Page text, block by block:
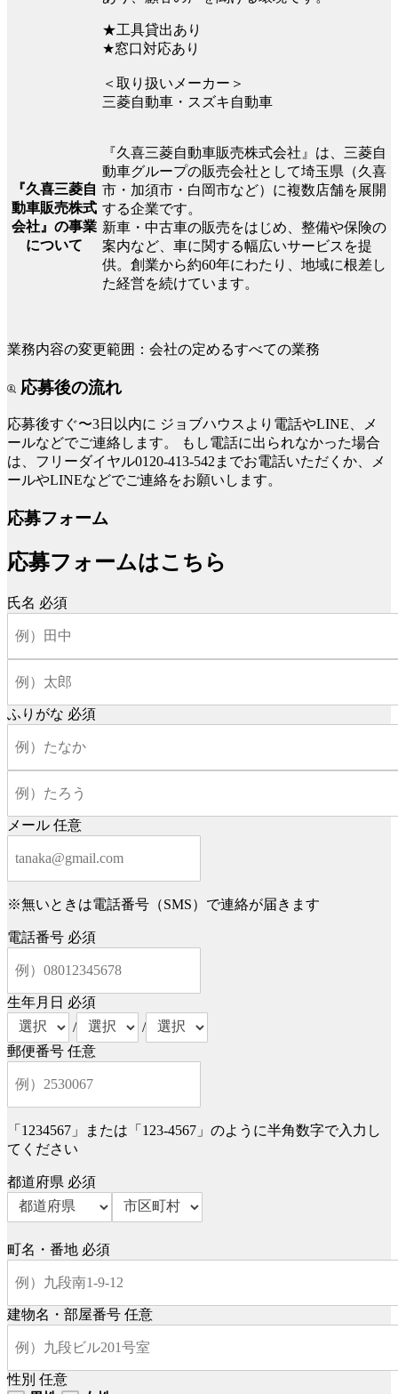
★工具貸出あり
★窓口対応あり
＜取り扱いメーカー＞
三菱自動車・スズキ自動車
『久喜三菱自
動車販売株式
会社』の事業
について
『久喜三菱自動車販売株式会社』は、三菱自
動車グループの販売会社として埼玉県（久喜
市・加須市・白岡市など）に複数店舗を展開
する企業です。
新車・中古車の販売をはじめ、整備や保険の
案内など、車に関する幅広いサービスを提
供。創業から約60年にわたり、地域に根差し
た経営を続けています。
業務内容の変更範囲：会社の定めるすべての業務
応募後の流れ
応募後すぐ〜3日以内に ジョブハウスより電話やLINE、メ
ールなどでご連絡します。
もし電話に出られなかった場合
は、フリーダイヤル0120-413-542までお電話いただくか、メ
ールやLINEなどでご連絡をお願いします。
応募フォーム
応募フォームはこちら
氏名 必須
ふりがな 必須
メール 任意
※無いときは電話番号（SMS）で連絡が届きます
電話番号 必須
生年月日 必須
/
/
郵便番号 任意
「1234567」または「123-4567」のように半角数字で入力し
てください
都道府県 必須
町名・番地 必須
建物名・部屋番号 任意
性別 任意